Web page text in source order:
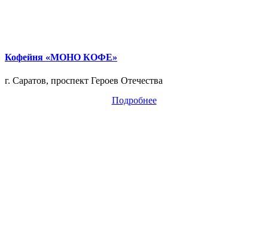
Кофейня «МОНО КОФЕ»
г. Саратов, проспект Героев Отечества
Подробнее